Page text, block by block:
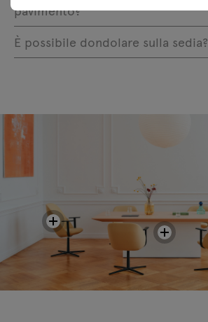
pavimento?
È possibile dondolare sulla sedia?